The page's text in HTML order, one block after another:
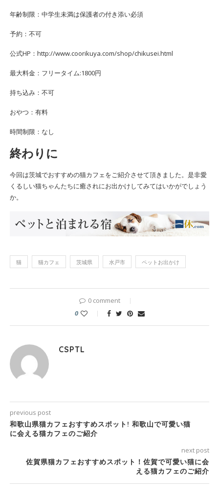
年齢制限：中学生未満は保護者の付き添い必須
予約：不可
公式HP：http://www.coorikuya.com/shop/chikusei.html
最大料金：フリータイム:1800円
持ち込み：不可
おやつ：有料
時間制限：なし
終わりに
今回は茨城でおすすめの猫カフェをご紹介させて頂きました。是非愛
くるしい猫ちゃんたちに癒されにお出かけしてみてはいかがでしょう
か。
猫 猫カフェ 茨城県 水戸市 ペットお出かけ
0 comment
0
CSPTL
previous post
和歌山県猫カフェおすすめスポット! 和歌山で可愛い猫
に会える猫カフェのご紹介
next post
佐賀県猫カフェおすすめスポット！佐賀で可愛い猫に会
える猫カフェのご紹介